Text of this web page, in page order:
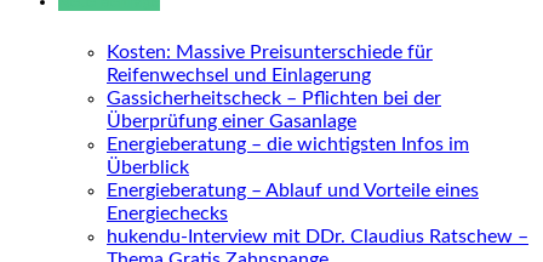
Kosten: Massive Preisunterschiede für
Reifenwechsel und Einlagerung
Gassicherheitscheck – Pflichten bei der
Überprüfung einer Gasanlage
Energieberatung – die wichtigsten Infos im
Überblick
Energieberatung – Ablauf und Vorteile eines
Energiechecks
hukendu-Interview mit DDr. Claudius Ratschew –